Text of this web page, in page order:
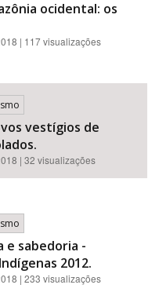
ocidental: os
| 117 visualizações
vestígios de
| 32 visualizações
e sabedoria -
2012.
| 233 visualizações